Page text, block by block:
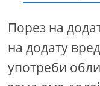
Порез на
на додату
употреби